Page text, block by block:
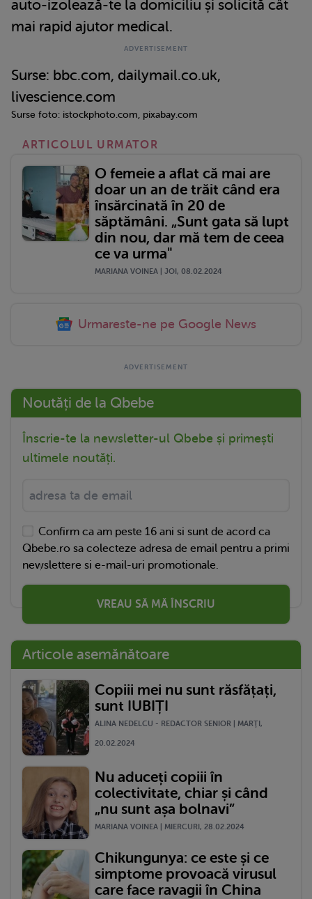
auto-izolează-te la domiciliu și solicită cât
mai rapid ajutor medical.
Surse: bbc.com, dailymail.co.uk,
livescience.com
Surse foto: istockphoto.com, pixabay.com
ARTICOLUL URMATOR
O femeie a aflat că mai are
doar un an de trăit când era
însărcinată în 20 de
săptămâni. „Sunt gata să lupt
din nou, dar mă tem de ceea
ce va urma"
MARIANA VOINEA | JOI, 08.02.2024
Urmareste-ne pe Google News
Noutăți de la Qbebe
Înscrie-te la newsletter-ul Qbebe și primești
ultimele noutăți.
Confirm ca am peste 16 ani si sunt de acord ca
Qbebe.ro sa colecteze adresa de email pentru a primi
newslettere si e-mail-uri promotionale.
VREAU SĂ MĂ ÎNSCRIU
Articole asemănătoare
Copiii mei nu sunt răsfățați,
sunt IUBIȚI
ALINA NEDELCU - REDACTOR SENIOR | MARŢI,
20.02.2024
Nu aduceți copiii în
colectivitate, chiar și când
„nu sunt așa bolnavi”
MARIANA VOINEA | MIERCURI, 28.02.2024
Chikungunya: ce este și ce
simptome provoacă virusul
care face ravagii în China